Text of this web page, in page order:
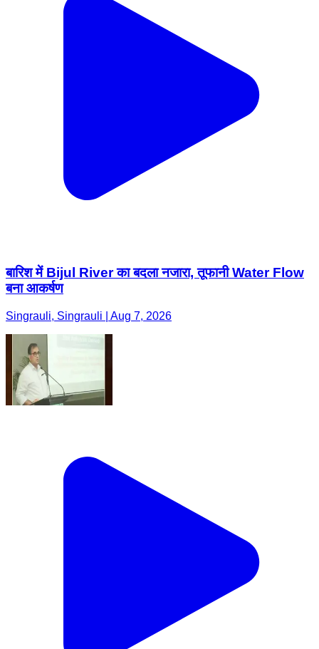
बारिश में Bijul River का बदला नजारा, तूफानी Water Flow
बना आकर्षण
Singrauli, Singrauli | Aug 7, 2026